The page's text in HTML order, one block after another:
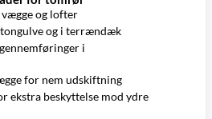
og lofter
og i terrændæk
i
for nem udskiftning
ekstra beskyttelse mod ydre